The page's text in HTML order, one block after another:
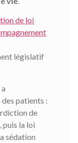
de loi
législatif
patients :
de
puis la loi
sédation